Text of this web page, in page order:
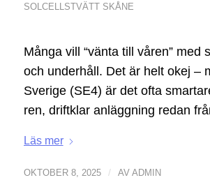
SOLCELLSTVÄTT SKÅNE
Många vill “vänta till våren” med
och underhåll. Det är helt okej –
Sverige (SE4) är det ofta
ren, driftklar anläggning redan
Läs mer
OKTOBER 8, 2025 / AV ADMIN